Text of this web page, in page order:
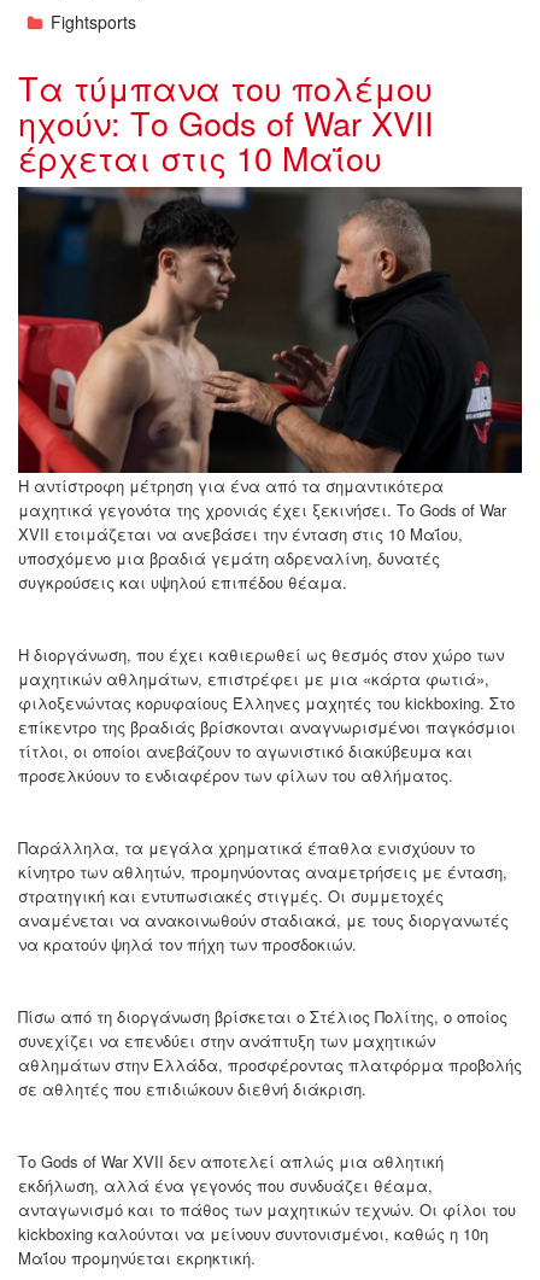
Fightsports
Τα τύμπανα του πολέμου
ηχούν: Το Gods of War XVII
έρχεται στις 10 Μαΐου
Screenshot_5-1-885x500.jpg
Η αντίστροφη μέτρηση για ένα από τα σημαντικότερα
μαχητικά γεγονότα της χρονιάς έχει ξεκινήσει. Το Gods of War
XVII ετοιμάζεται να ανεβάσει την ένταση στις 10 Μαΐου,
υποσχόμενο μια βραδιά γεμάτη αδρεναλίνη, δυνατές
συγκρούσεις και υψηλού επιπέδου θέαμα.
Η διοργάνωση, που έχει καθιερωθεί ως θεσμός στον χώρο των
μαχητικών αθλημάτων, επιστρέφει με μια «κάρτα φωτιά»,
φιλοξενώντας κορυφαίους Έλληνες μαχητές του kickboxing. Στο
επίκεντρο της βραδιάς βρίσκονται αναγνωρισμένοι παγκόσμιοι
τίτλοι, οι οποίοι ανεβάζουν το αγωνιστικό διακύβευμα και
προσελκύουν το ενδιαφέρον των φίλων του αθλήματος.
Παράλληλα, τα μεγάλα χρηματικά έπαθλα ενισχύουν το
κίνητρο των αθλητών, προμηνύοντας αναμετρήσεις με ένταση,
στρατηγική και εντυπωσιακές στιγμές. Οι συμμετοχές
αναμένεται να ανακοινωθούν σταδιακά, με τους διοργανωτές
να κρατούν ψηλά τον πήχη των προσδοκιών.
Πίσω από τη διοργάνωση βρίσκεται ο Στέλιος Πολίτης, ο οποίος
συνεχίζει να επενδύει στην ανάπτυξη των μαχητικών
αθλημάτων στην Ελλάδα, προσφέροντας πλατφόρμα προβολής
σε αθλητές που επιδιώκουν διεθνή διάκριση.
Το Gods of War XVII δεν αποτελεί απλώς μια αθλητική
εκδήλωση, αλλά ένα γεγονός που συνδυάζει θέαμα,
ανταγωνισμό και το πάθος των μαχητικών τεχνών. Οι φίλοι του
kickboxing καλούνται να μείνουν συντονισμένοι, καθώς η 10η
Μαΐου προμηνύεται εκρηκτική.